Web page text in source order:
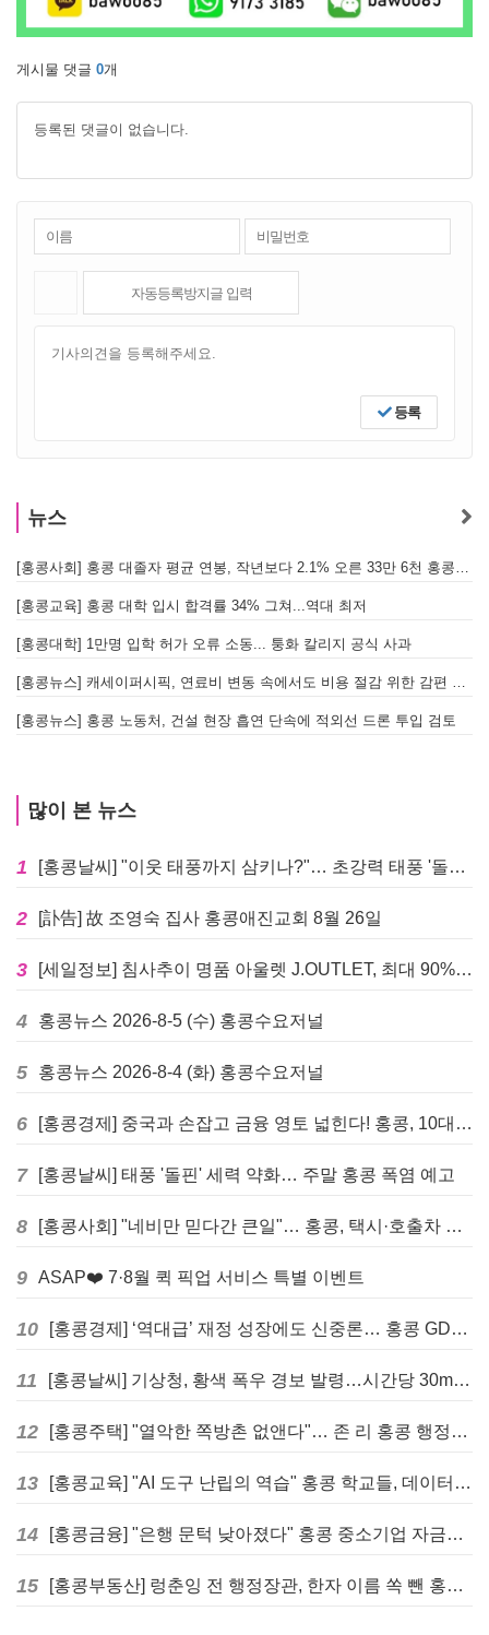
게시물 댓글 0개
등록된 댓글이 없습니다.
등록
뉴스
[홍콩사회] 홍콩 대졸자 평균 연봉, 작년보다 2.1% 오른 33만 6천 홍콩달러 기록
[홍콩교육] 홍콩 대학 입시 합격률 34% 그쳐...역대 최저
[홍콩대학] 1만명 입학 허가 오류 소동... 퉁화 칼리지 공식 사과
[홍콩뉴스] 캐세이퍼시픽, 연료비 변동 속에서도 비용 절감 위한 감편 계획 없어
[홍콩뉴스] 홍콩 노동처, 건설 현장 흡연 단속에 적외선 드론 투입 검토
많이 본 뉴스
1 [홍콩날씨] "이웃 태풍까지 삼키나?"… 초강력 태풍 '돌핀' 세력 재확장
2 [訃告] 故 조영숙 집사 홍콩애진교회 8월 26일
3 [세일정보] 침사추이 명품 아울렛 J.OUTLET, 최대 90% 빅 세일 진행
4 홍콩뉴스 2026-8-5 (수) 홍콩수요저널
5 홍콩뉴스 2026-8-4 (화) 홍콩수요저널
6 [홍콩경제] 중국과 손잡고 금융 영토 넓힌다! 홍콩, 10대 신규 정책 발표
7 [홍콩날씨] 태풍 '돌핀' 세력 약화… 주말 홍콩 폭염 예고
8 [홍콩사회] "네비만 믿다간 큰일"… 홍콩, 택시·호출차 통합 시험 도입하며 규제 본격화
9 ASAP❤️ 7·8월 퀵 픽업 서비스 특별 이벤트
10 [홍콩경제] ‘역대급’ 재정 성장에도 신중론… 홍콩 GDP 전망 상향 속 “지정학적 리스크 경계”
11 [홍콩날씨] 기상청, 황색 폭우 경보 발령…시간당 30mm 이상 강우 예보
12 [홍콩주택] "열악한 쪽방촌 없앤다"… 존 리 홍콩 행정장관, 4년 내 단계적 폐지 선언
13 [홍콩교육] "AI 도구 난립의 역습" 홍콩 학교들, 데이터 고립에 교육 효과 평가 비상
14 [홍콩금융] "은행 문턱 낮아졌다" 홍콩 중소기업 자금줄 숨통 트이나… HKMA "2분기 신용 조건 안정적"
15 [홍콩부동산] 렁춘잉 전 행정장관, 한자 이름 쏙 뺀 홍콩 고급 아파트 단지들에 쓴소리